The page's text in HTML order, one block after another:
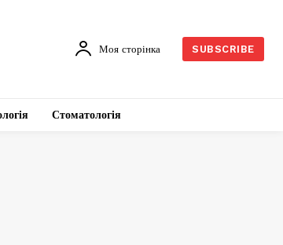
Моя сторінка SUBSCRIBE
Стоматологія